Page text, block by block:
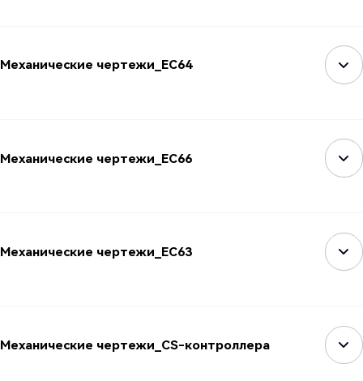
Механические чертежи_EC64
Механические чертежи_EC66
Механические чертежи_EC63
Механические чертежи_CS-контроллера